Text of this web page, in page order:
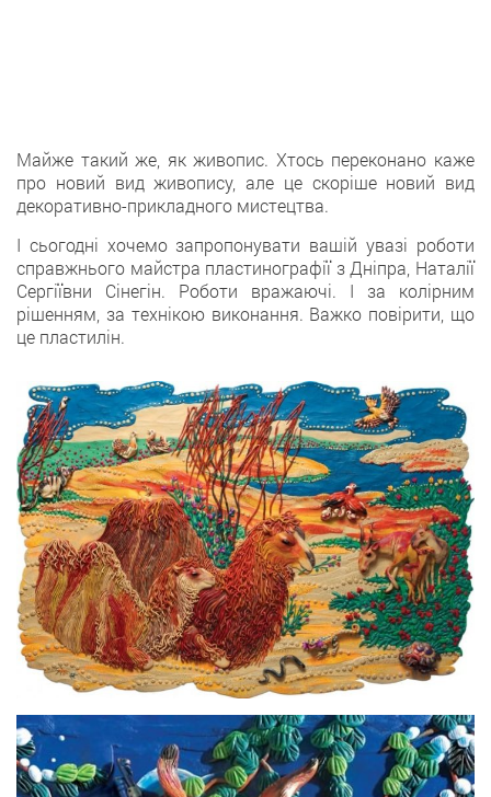
Майже такий же, як живопис. Хтось переконано каже
про новий вид живопису, але це скоріше новий вид
декоративно-прикладного мистецтва.
І сьогодні хочемо запропонувати вашій увазі роботи
справжнього майстра пластинографії з Дніпра, Наталії
Сергіївни Сінегін. Роботи вражаючі. І за колірним
рішенням, за технікою виконання. Важко повірити, що
це пластилін.